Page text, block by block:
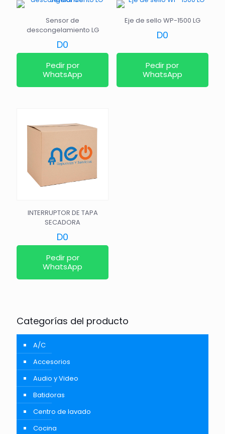
Sensor de
descongelamiento LG
D0
Pedir por
WhatsApp
Eje de sello WP-1500 LG
D0
Pedir por
WhatsApp
INTERRUPTOR DE TAPA
SECADORA
D0
Pedir por
WhatsApp
Categorías del producto
A/C
Accesorios
Audio y Video
Batidoras
Centro de lavado
Cocina